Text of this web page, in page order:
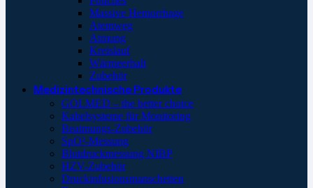
Massive Hemorrhage
Atemweg
Atmung
Kreislauf
Wärmeerhalt
Zubehör
Medizintechnische Produkte
GOLMED – the better choice
Kabelsysteme für Monitoring
Beatmungs-Zubehör
SpO²-Messung
Blutdruckmessung NIBP
HZV-Zubehör
Druckinfusionsmanschetten